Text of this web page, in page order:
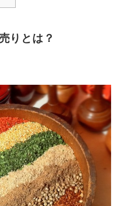
りとは？